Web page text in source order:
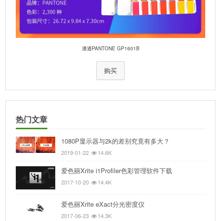
潘通PANTONE GP1601B
购买
热门文章
1080P显示器与2k的差别究竟有多大？
2019-01-22 14.6K
爱色丽Xrite i1Profiler色彩管理软件下载
2017-10-20 14.4K
爱色丽Xrite eXact分光密度仪
2017-06-23 14.3K